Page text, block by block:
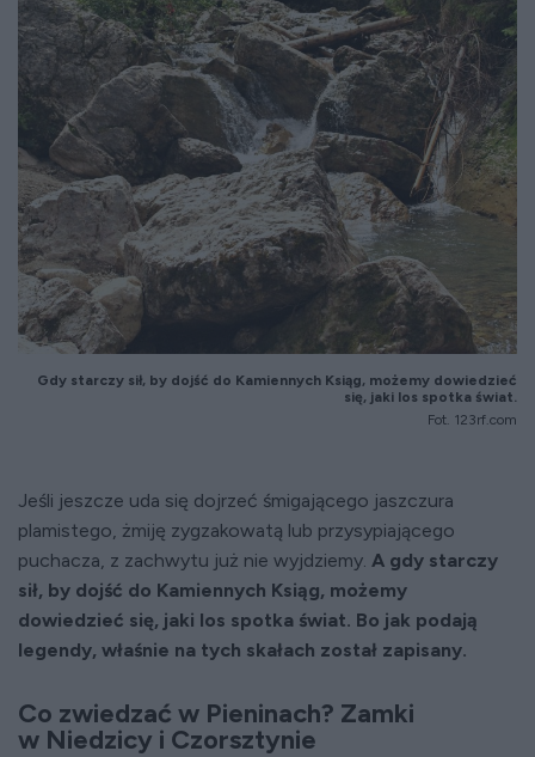
Gdy starczy sił, by dojść do Kamiennych Ksiąg, możemy dowiedzieć
się, jaki los spotka świat.
Fot. 123rf.com
Jeśli jeszcze uda się dojrzeć śmigającego jaszczura
plamistego, żmiję zygzakowatą lub przysypiającego
puchacza, z zachwytu już nie wyjdziemy. A gdy starczy
sił, by dojść do Kamiennych Ksiąg, możemy
dowiedzieć się, jaki los spotka świat. Bo jak podają
legendy, właśnie na tych skałach został zapisany.
Co zwiedzać w Pieninach? Zamki
w Niedzicy i Czorsztynie